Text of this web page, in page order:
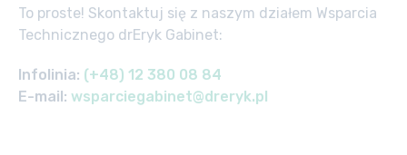
To proste! Skontaktuj się z naszym działem Wsparcia
Technicznego drEryk Gabinet:
Infolinia: (+48) 12 380 08 84
E-mail: wsparciegabinet@dreryk.pl